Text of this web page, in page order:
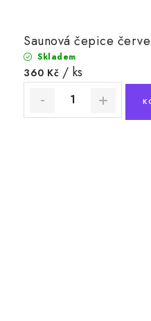
Saunová čepice
Skladem
360 Kč / ks